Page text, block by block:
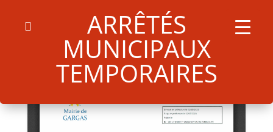
ARRÊTÉS
MUNICIPAUX
TEMPORAIRES